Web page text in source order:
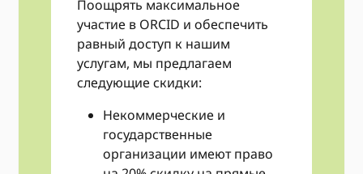
Поощрять максимальное
участие в ORCID и обеспечить
равный доступ к нашим
услугам, мы предлагаем
следующие скидки:
Некоммерческие и
государственные
организации имеют право